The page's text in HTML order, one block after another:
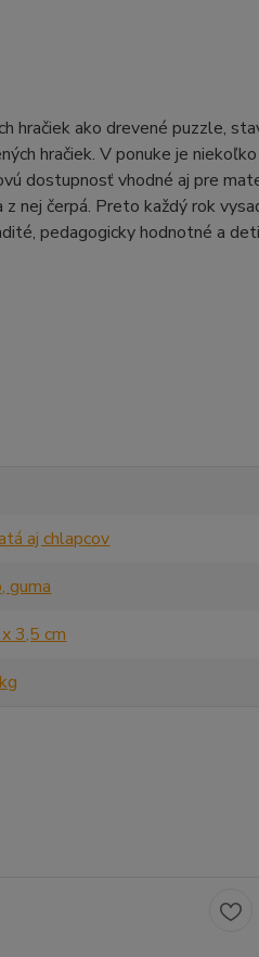
hračiek ako drevené puzzle,
hračiek. V ponuke je
dostupnosť vhodné aj pre
nej čerpá. Preto každý rok
pedagogicky hodnotné a
aj chlapcov
guma
3,5 cm